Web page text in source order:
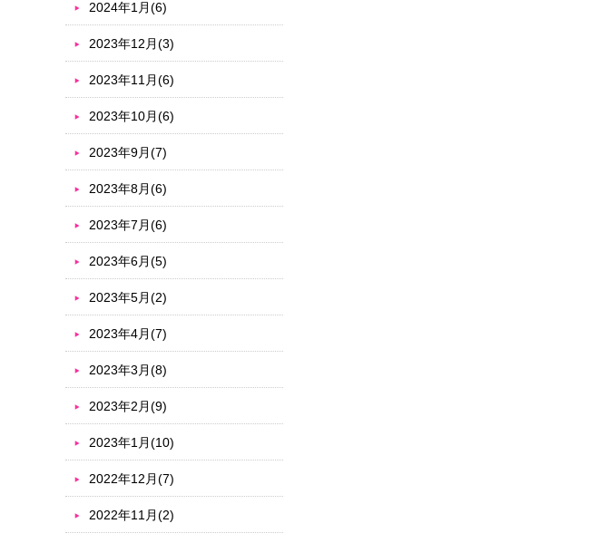
2024年1月(6)
2023年12月(3)
2023年11月(6)
2023年10月(6)
2023年9月(7)
2023年8月(6)
2023年7月(6)
2023年6月(5)
2023年5月(2)
2023年4月(7)
2023年3月(8)
2023年2月(9)
2023年1月(10)
2022年12月(7)
2022年11月(2)